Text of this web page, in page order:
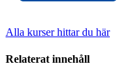
Alla kurser hittar du här
Relaterat innehåll